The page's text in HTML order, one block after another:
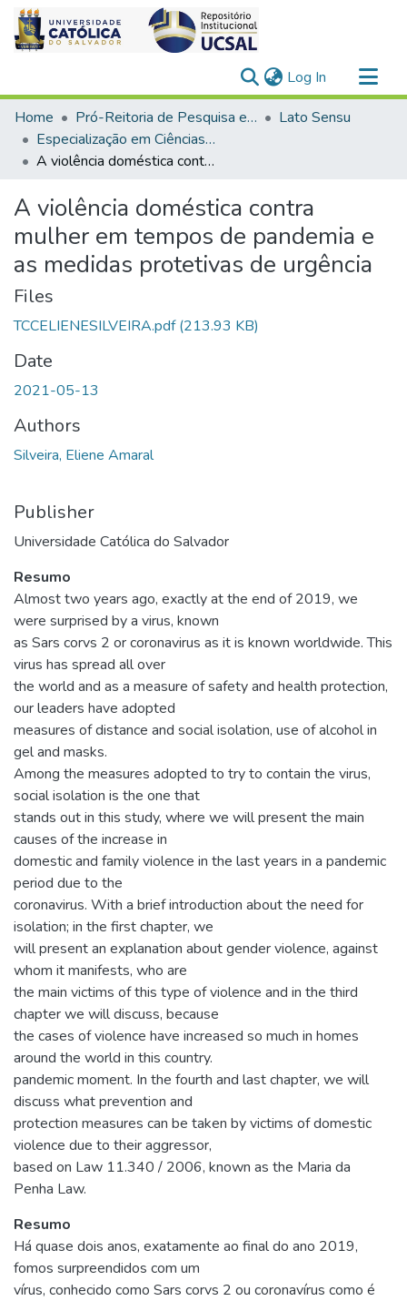
Log In (current)
Communities & Collections
All of DSpace
Statistics
Home Pró-Reitoria de Pesquisa e Pós-Graduação > Stricto Sensu
Lato Sensu
Especialização em Ciências Criminais
A violência doméstica contra mulher em tempos de pandemia e as medidas protetivas de urgência
A violência doméstica contra
mulher em tempos de pandemia e
as medidas protetivas de urgência
Files
TCCELIENESILVEIRA.pdf(213.93 KB)
Date
2021-05-13
Authors
Silveira, Eliene Amaral
Publisher
Universidade Católica do Salvador
Resumo
Almost two years ago, exactly at the end of 2019, we
were surprised by a virus, known
as Sars corvs 2 or coronavirus as it is known worldwide. This
virus has spread all over
the world and as a measure of safety and health protection,
our leaders have adopted
measures of distance and social isolation, use of alcohol in
gel and masks.
Among the measures adopted to try to contain the virus,
social isolation is the one that
stands out in this study, where we will present the main
causes of the increase in
domestic and family violence in the last years in a pandemic
period due to the
coronavirus. With a brief introduction about the need for
isolation; in the first chapter, we
will present an explanation about gender violence, against
whom it manifests, who are
the main victims of this type of violence and in the third
chapter we will discuss, because
the cases of violence have increased so much in homes
around the world in this country.
pandemic moment. In the fourth and last chapter, we will
discuss what prevention and
protection measures can be taken by victims of domestic
violence due to their aggressor,
based on Law 11.340 / 2006, known as the Maria da
Penha Law.
Resumo
Há quase dois anos, exatamente ao final do ano 2019,
fomos surpreendidos com um
vírus, conhecido como Sars corvs 2 ou coronavírus como é